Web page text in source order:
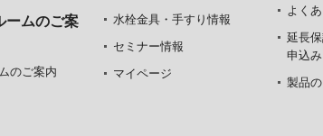
ームのご案
のご案内
水栓金具・手すり情報
セミナー情報
マイページ
よく
延長
申込み
製品